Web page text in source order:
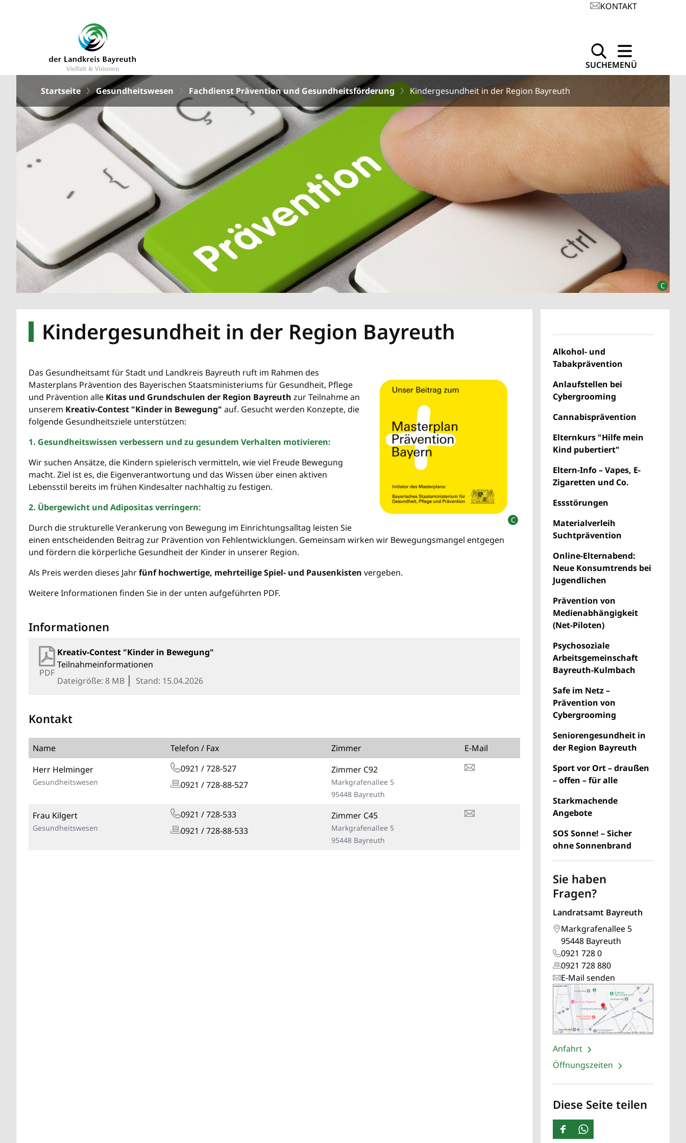
KONTAKT
SUCHEMENÜ
Startseite Gesundheitswesen Fachdienst Prävention und Gesundheitsförderung Kindergesundheit in der Region Bayreuth
Kindergesundheit in der Region Bayreuth
Das Gesundheitsamt für Stadt und Landkreis Bayreuth ruft im Rahmen des
Masterplans Prävention des Bayerischen Staatsministeriums für Gesundheit, Pflege
und Prävention alle Kitas und Grundschulen der Region Bayreuth zur Teilnahme an
unserem Kreativ-Contest "Kinder in Bewegung" auf. Gesucht werden Konzepte, die
folgende Gesundheitsziele unterstützen:
1. Gesundheitswissen verbessern und zu gesundem Verhalten motivieren:
Wir suchen Ansätze, die Kindern spielerisch vermitteln, wie viel Freude Bewegung
macht. Ziel ist es, die Eigenverantwortung und das Wissen über einen aktiven
Lebensstil bereits im frühen Kindesalter nachhaltig zu festigen.
2. Übergewicht und Adipositas verringern:
Durch die strukturelle Verankerung von Bewegung im Einrichtungsalltag leisten Sie
einen entscheidenden Beitrag zur Prävention von Fehlentwicklungen. Gemeinsam wirken wir Bewegungsmangel entgegen
und fördern die körperliche Gesundheit der Kinder in unserer Region.
Als Preis werden dieses Jahrfünf hochwertige, mehrteilige Spiel- und Pausenkisten vergeben.
Weitere Informationen finden Sie in der unten aufgeführten PDF.
Informationen
PDF
Kreativ-Contest "Kinder in Bewegung"
Teilnahmeinformationen
Dateigröße: 8 MB
Stand: 15.04.2026
Kontakt
Name Telefon / Fax Zimmer
E-Mail
Herr Helminger
Gesundheitswesen
0921 / 728-527
0921 / 728-88-527
Zimmer C92
Markgrafenallee 5
95448 Bayreuth
Frau Kilgert
Gesundheitswesen
0921 / 728-533
0921 / 728-88-533
Zimmer C45
Markgrafenallee 5
95448 Bayreuth
Alkohol- und
Tabakprävention
Anlaufstellen bei
Cybergrooming
Cannabisprävention
Elternkurs "Hilfe mein
Kind pubertiert"
Eltern-Info – Vapes, E-
Zigaretten und Co.
Essstörungen
Materialverleih
Suchtprävention
Online-Elternabend:
Neue Konsumtrends bei
Jugendlichen
Prävention von
Medienabhängigkeit
(Net-Piloten)
Psychosoziale
Arbeitsgemeinschaft
Bayreuth-Kulmbach
Safe im Netz –
Prävention von
Cybergrooming
Seniorengesundheit in
der Region Bayreuth
Sport vor Ort – draußen
– offen – für alle
Starkmachende
Angebote
SOS Sonne! – Sicher
ohne Sonnenbrand
Sie haben
Fragen?
Landratsamt Bayreuth
Markgrafenallee 5
95448 Bayreuth
0921 728 0
0921 728 880
E-Mail senden
Anfahrt
Öffnungszeiten
Diese Seite teilen